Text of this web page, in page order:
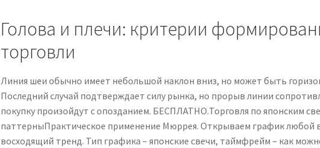
Голова и плечи: критерии
торговли
Линия шеи обычно имеет небольшой наклон вниз, но может быть
Последний случай подтверждает силу рынка, но прорыв линии
покупку произойдут с опозданием. БЕСПЛАТНО.Торговля по японским
паттерныПрактическое применение Мюррея. Открываем график
восходящий тренд. Тип графика – японские свечи, таймфрейм – как